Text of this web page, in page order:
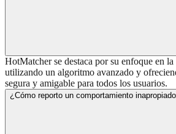
HotMatcher se destaca por su enfoque en
utilizando un algoritmo avanzado y
segura y amigable para todos los usuarios.
¿Cómo reporto un comportamiento